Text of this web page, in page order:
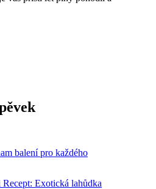
balení pro každého
Exotická lahůdka